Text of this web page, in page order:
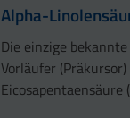
Alpha-
Die einzige
Vorläufer
Eicosapentaensäure